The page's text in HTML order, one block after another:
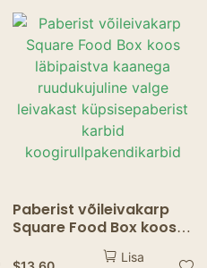
keskkonnasõbraliku
toidukonteineri
koduköögi
kaasavõtmise peoüritus
Paberist võileivakarp
Square Food Box koos
läbipaistva kaanega
ruudukujuline valge
Lisa